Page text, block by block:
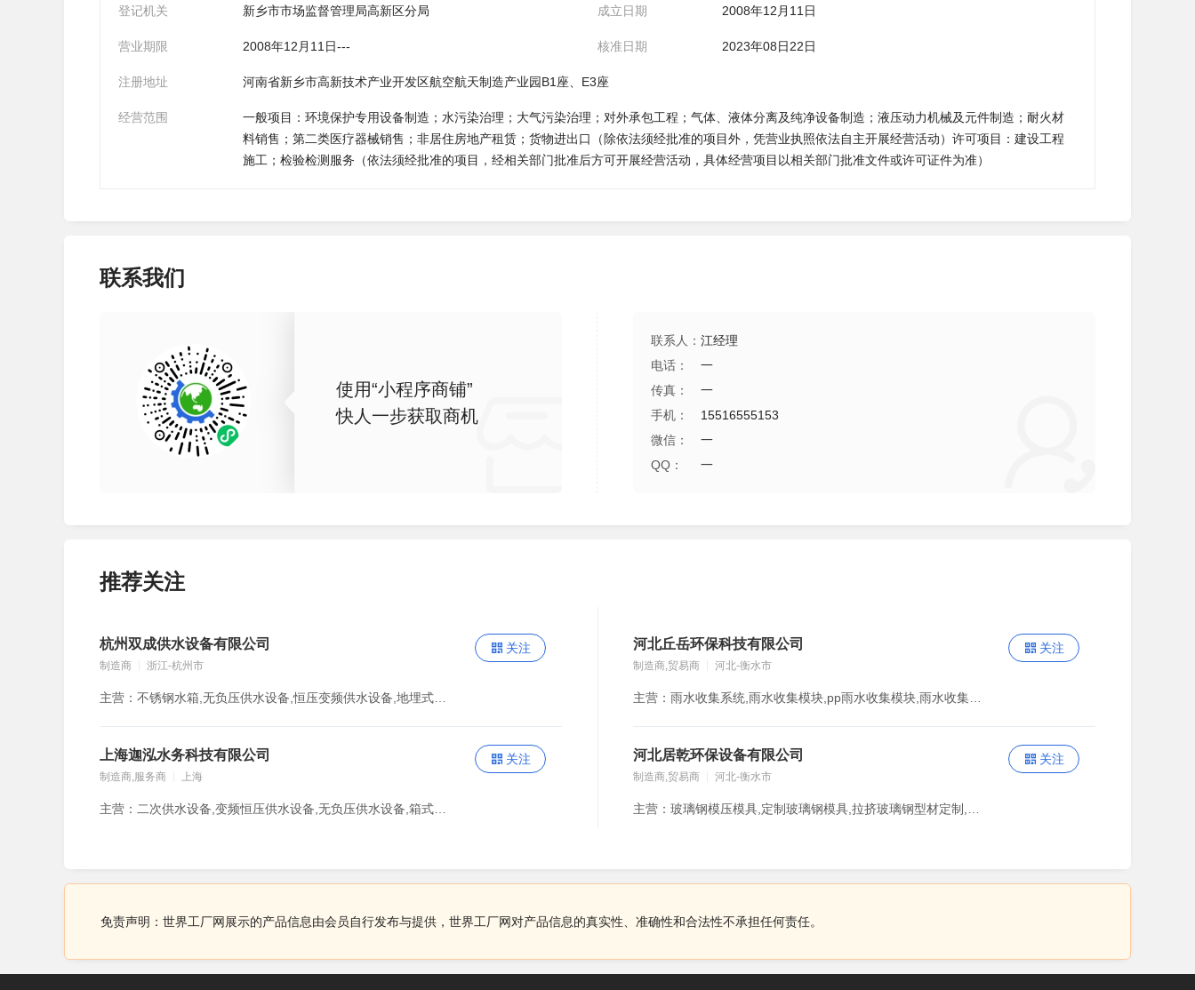
登记机关 新乡市市场监督管理局高新区分局 成立日期 2008年12月11日
营业期限 2008年12月11日--- 核准日期 2023年08日22日
注册地址 河南省新乡市高新技术产业开发区航空航天制造产业园B1座、E3座
经营范围
一般项目：环境保护专用设备制造；水污染治理；大气污染治理；对外承包工程；气体、液体分离及纯净设备制造；液压动力机械及元件制造；耐火材
料销售；第二类医疗器械销售；非居住房地产租赁；货物进出口（除依法须经批准的项目外，凭营业执照依法自主开展经营活动）许可项目：建设工程
施工；检验检测服务（依法须经批准的项目，经相关部门批准后方可开展经营活动，具体经营项目以相关部门批准文件或许可证件为准）
联系我们
使用“小程序商铺”
快人一步获取商机
联系人： 江经理
电话：
一
传真：
一
手机：
15516555153
微信：
一
QQ：
一
推荐关注
杭州双成供水设备有限公司
制造商 浙江-杭州市
关注 河北丘岳环保科技有限公司
制造商,贸易商 河北-衡水市
关注
上海迦泓水务科技有限公司
制造商,服务商 上海
关注 河北居乾环保设备有限公司
制造商,贸易商 河北-衡水市
关注
免责声明：世界工厂网展示的产品信息由会员自行发布与提供，世界工厂网对产品信息的真实性、准确性和合法性不承担任何责任。